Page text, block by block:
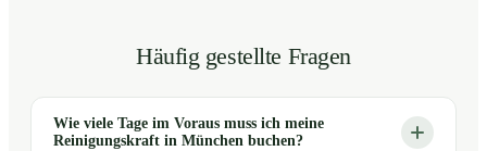
Häufig gestellte Fragen
Wie viele Tage im Voraus muss ich meine
Reinigungskraft in München buchen?